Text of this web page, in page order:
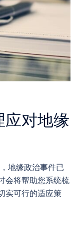
应对地缘
地缘政治事件已
会将帮助您系统梳
实可行的适应策